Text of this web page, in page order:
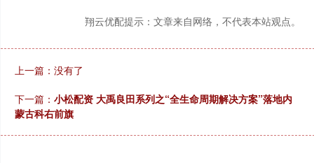
翔云优配提示：文章来自网络，不代表本站观点。
上一篇：没有了
下一篇： 小松配资 大禹良田系列之“全生命周期解决方案”落地内
蒙古科右前旗